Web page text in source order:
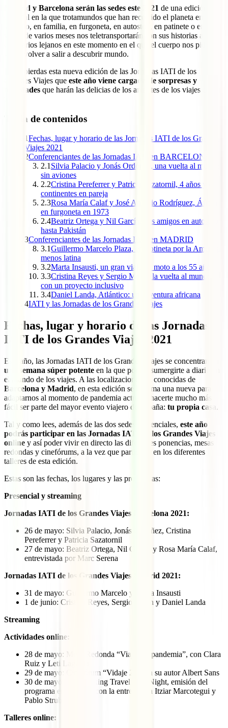
Madrid y Barcelona serán las sedes este 2021 de una edición muy
especial en la que trotamundos que han recorrido el planeta en
solitario, en familia, en furgoneta, en autostop, en patinete o en
viajes de varios meses nos teletransportarán con sus historias a
escenarios lejanos en este momento en el que el cuerpo nos pide a
gritos volver a salir a descubrir mundo.
No te pierdas esta nueva edición de las Jornadas IATI de los
Grandes Viajes que este año viene cargada de sorpresas y
novedades que harán las delicias de los amantes de los viajes como
Tabla de contenidos
1Fechas, lugar y horario de las Jornadas IATI de los Grandes
Viajes 2021
2Conferenciantes de las Jornadas IATI en BARCELONA
2.1 Silvia Palacio y Jonás Ordóñez, una vuelta al mundo
sin aviones
2.2Cristina Pereferrer y Patricia Sazatornil, 4 años y 4
continentes en pareja
2.3Rosa María Calaf y José Antonio Rodríguez, África
en furgoneta en 1973
2.4Beatriz Ortega y Nil García, dos amigos en autostop
hasta Pakistán
3Conferenciantes de las Jornadas IATI en MADRID
3.1Guillermo Marcelo Plaza, en trotineta por la América
menos latina
3.2Marta Insausti, un gran viaje en moto a los 55 años
3.3Cristina Reyes y Sergio Marín, la vuelta al mundo
con un proyecto inclusivo
3.4Daniel Landa, Atlántico: una aventura africana
4IATI y las Jornadas de los Grandes Viajes
Fechas, lugar y horario de las Jornadas
IATI de los Grandes Viajes 2021
Este año, las Jornadas IATI de los Grandes Viajes se concentran en
una semana súper potente en la que podrás sumergirte a diario en
el mundo de los viajes. A las localizaciones ya conocidas de
Barcelona y Madrid, en esta edición se le suma una nueva para
adaptarnos al momento de pandemia actual y hacerte mucho más
fácil ser parte del mayor evento viajero de España: tu propia casa .
Tal y como lees, además de las dos sedes presenciales, este año
podrás participar en las Jornadas IATI de los Grandes Viajes
online y así poder vivir en directo las diferentes ponencias, mesas
redondas y cinefórums, a la vez que participar en los diferentes
talleres de esta edición.
Estas son las fechas, los lugares y las propuestas:
Presencial y streaming
Jornadas IATI de los Grandes Viajes Barcelona 2021:
26 de mayo: Silvia Palacio, Jonás Ordóñez, Cristina
Pereferrer y Patricia Sazatornil
27 de mayo: Beatriz Ortega, Nil García y Rosa María Calaf,
entrevistada por Marc Serena
Jornadas IATI de los Grandes Viajes Madrid 2021:
31 de mayo: Guillermo Marcelo y Marta Insausti
1 de junio: Cristina Reyes, Sergio Marín y Daniel Landa
Streaming
Actividades online:
28 de mayo: Mesa Redonda “Viajar en pandemia”, con Clara
Ruiz y Leti Lagarda
29 de mayo: Cinefórum “Vidaje 2”, con su autor Albert Sans
30 de mayo: The Walking Travel Late Night, emisión del
programa en Youtube con la entrevista a Itziar Marcotegui y
Pablo Strubell
Talleres online: